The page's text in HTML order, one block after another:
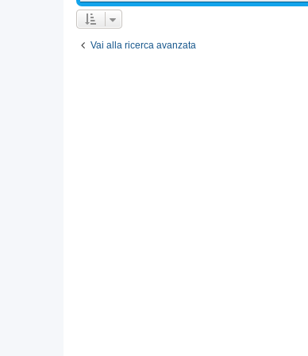
Vai alla ricerca avanzata